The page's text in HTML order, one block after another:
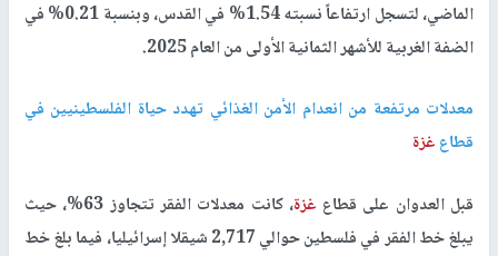
الماضي، لتسجل ارتفاعاً نسبته 1.54% في القدس، وبنسبة 0.21% في
الضفة الغربية للأشهر الثمانية الأولى من العام 2025.
معدلات مرتفعة من انعدام الأمن الغذائي تهدد حياة الفلسطينيين في
قطاعغزة
قبل العدوان على قطاع غزة
، كانت معدلات الفقر تتجاوز 63%، حيث
يبلغ خط الفقر في فلسطين حوالي 2,717 شيقلا إسرائيليا، فيما بلغ خط